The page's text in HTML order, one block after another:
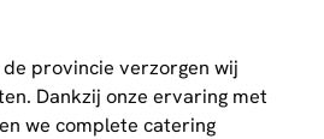
provincie verzorgen wij
Dankzij onze ervaring met
we complete catering